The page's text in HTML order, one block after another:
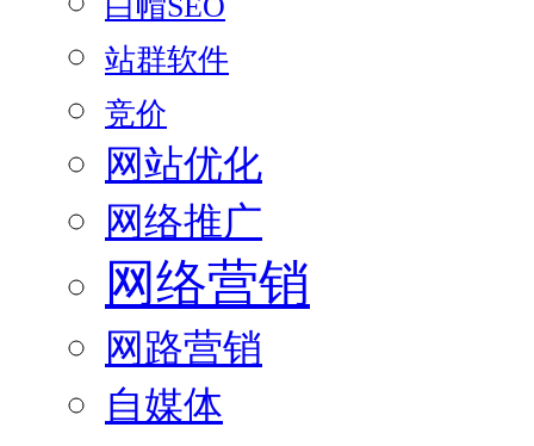
站群软件
竞价
网站优化
网络推广
网络营销
网路营销
自媒体